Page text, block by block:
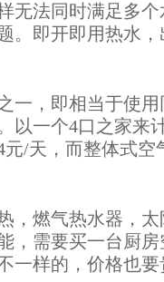
无法同时满足多
。即开即用热水
一，即相当于使
以一个4口之家来
/天，而整体式空
，燃气热水器，
，需要买一台厨
一样的，价格也